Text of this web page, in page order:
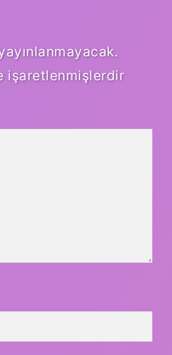
işaretlenmişlerdir